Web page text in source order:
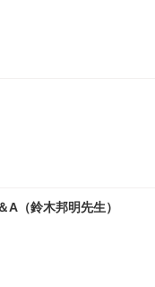
A（鈴木邦明先生）